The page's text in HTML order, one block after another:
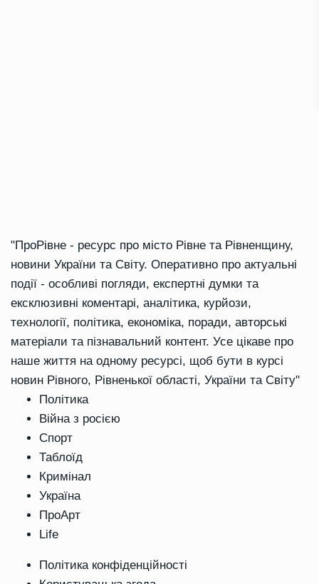
"ПроРівне - ресурс про місто Рівне та Рівненщину,
новини України та Світу. Оперативно про актуальні
події - особливі погляди, експертні думки та
ексклюзивні коментарі, аналітика, курйози,
технології, політика, економіка, поради, авторські
матеріали та пізнавальний контент. Усе цікаве про
наше життя на одному ресурсі, щоб бути в курсі
новин Рівного, Рівненької області, України та Світу"
Політика
Війна з росією
Спорт
Таблоїд
Кримінал
Україна
ПроАрт
Life
Політика конфіденційності